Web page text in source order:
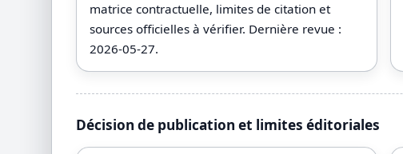
matrice contractuelle, limites de citation et
sources officielles à vérifier. Dernière revue :
2026-05-27.
Décision de publication et limites éditoriales